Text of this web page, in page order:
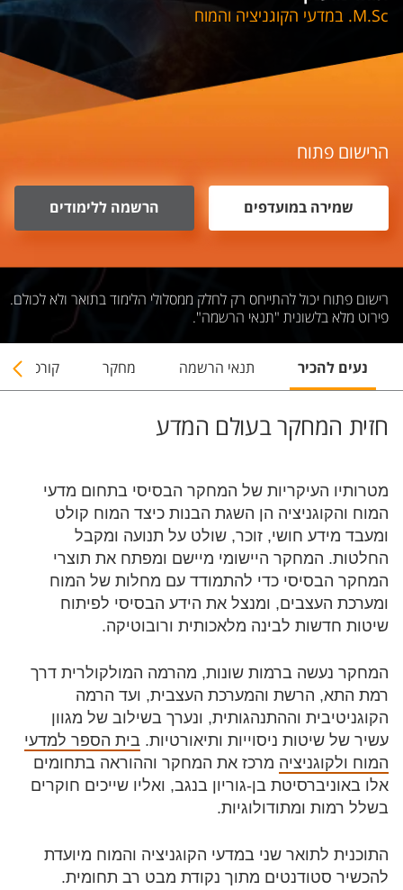
M.Sc. במדעי הקוגניציה והמוח
הרישום פתוח
שמירה במועדפים הרשמה ללימודים
רישום פתוח יכול להתייחס רק לחלק ממסלולי הלימוד בתואר ולא לכולם.
פירוט מלא בלשונית "תנאי הרשמה".
נעים להכיר תנאי הרשמה מחקר קורסים
חזית המחקר בעולם המדע
מטרותיו העיקריות של המחקר הבסיסי בתחום מדעי
המוח והקוגניציה הן השגת הבנות כיצד המוח קולט
ומעבד מידע חושי, זוכר, שולט על תנועה ומקבל
החלטות. המחקר היישומי מיישם ומפתח את תוצרי
המחקר הבסיסי כדי להתמודד עם מחלות של המוח
ומערכת העצבים, ומנצל את הידע הבסיסי לפיתוח
שיטות חדשות לבינה מלאכותית ורובוטיקה.
המחקר נעשה ברמות שונות, מהרמה המולקולרית דרך
רמת התא, הרשת והמערכת העצבית, ועד הרמה
הקוגניטיבית וההתנהגותית, ונערך בשילוב של מגוון
עשיר של שיטות ניסוייות ותיאורטיות. בית הספר למדעי
המוח ולקוגניציה מרכז את המחקר וההוראה בתחומים
אלו באוניברסיטת בן-גוריון בנגב, ואליו שייכים חוקרים
בשלל רמות ומתודולוגיות.
התוכנית לתואר שני במדעי הקוגניציה והמוח מיועדת
להכשיר סטודנטים מתוך נקודת מבט רב תחומית.